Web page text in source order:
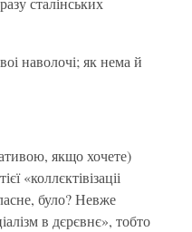
наволочі; як нема й
якщо хочете)
«коллєктівізаціі
було? Невже
в дєрєвнє», тобто